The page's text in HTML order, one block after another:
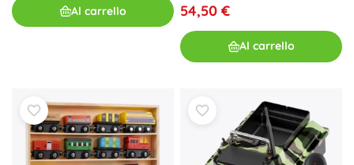
Al carrello 54,50 €
Al carrello